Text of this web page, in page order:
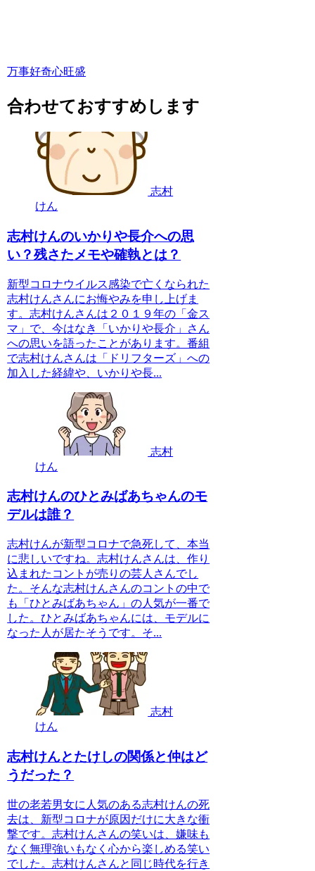
万事好奇心旺盛
合わせておすすめします
志村
けん
志村けんのいかりや長介への思
い？残さたメモや確執とは？
新型コロナウイルス感染で亡くなられた
志村けんさんにお悔やみを申し上げま
す。志村けんさんは２０１９年の「金ス
マ」で、今はなき「いかりや長介」さん
への思いを語ったことがあります。番組
で志村けんさんは「ドリフターズ」への
加入した経緯や、いかりや長...
志村
けん
志村けんのひとみばあちゃんのモ
デルは誰？
志村けんが新型コロナで急死して、本当
に悲しいですね。志村けんさんは、作り
込まれたコントが売りの芸人さんでし
た。そんな志村けんさんのコントの中で
も「ひとみばあちゃん」の人気が一番で
した。ひとみばあちゃんには、モデルに
なった人が居たそうです。そ...
志村
けん
志村けんとたけしの関係と仲はど
うだった？
世の老若男女に人気のある志村けんの死
去は、新型コロナが原因だけに大きな衝
撃です。志村けんさんの笑いは、嫌味も
なく無理強いもなく心から楽しめる笑い
でした。志村けんさんと同じ時代を行き